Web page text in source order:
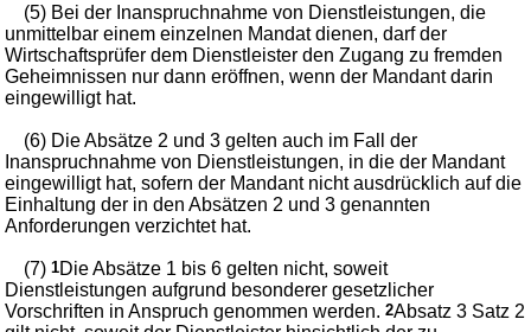
(5) Bei der Inanspruchnahme von Dienstleistungen, die
unmittelbar einem einzelnen Mandat dienen, darf der
Wirtschaftsprüfer dem Dienstleister den Zugang zu fremden
Geheimnissen nur dann eröffnen, wenn der Mandant darin
eingewilligt hat.
(6) Die Absätze 2 und 3 gelten auch im Fall der
Inanspruchnahme von Dienstleistungen, in die der Mandant
eingewilligt hat, sofern der Mandant nicht ausdrücklich auf die
Einhaltung der in den Absätzen 2 und 3 genannten
Anforderungen verzichtet hat.
(7)1Die Absätze 1 bis 6 gelten nicht, soweit
Dienstleistungen aufgrund besonderer gesetzlicher
Vorschriften in Anspruch genommen werden.2Absatz 3 Satz 2